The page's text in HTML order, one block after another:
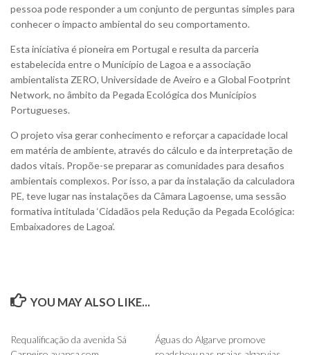
pessoa pode responder a um conjunto de perguntas simples para
conhecer o impacto ambiental do seu comportamento.
Esta iniciativa é pioneira em Portugal e resulta da parceria
estabelecida entre o Município de Lagoa e a associação
ambientalista ZERO, Universidade de Aveiro e a Global Footprint
Network, no âmbito da Pegada Ecológica dos Municípios
Portugueses.
O projeto visa gerar conhecimento e reforçar a capacidade local
em matéria de ambiente, através do cálculo e da interpretação de
dados vitais. Propõe-se preparar as comunidades para desafios
ambientais complexos. Por isso, a par da instalação da calculadora
PE, teve lugar nas instalações da Câmara Lagoense, uma sessão
formativa intitulada ‘Cidadãos pela Redução da Pegada Ecológica:
Embaixadores de Lagoa’.
YOU MAY ALSO LIKE...
Requalificação da avenida Sá
Águas do Algarve promove